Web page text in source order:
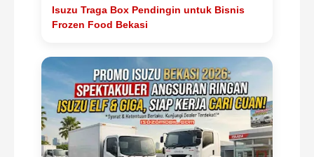
Isuzu Traga Box Pendingin untuk Bisnis
Frozen Food Bekasi